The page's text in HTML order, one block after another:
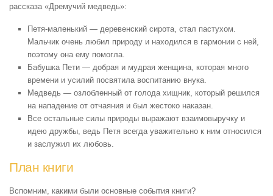
рассказа «Дремучий медведь»:
Петя-маленький — деревенский сирота, стал пастухом.
Мальчик очень любил природу и находился в гармонии с ней,
поэтому она ему помогла.
Бабушка Пети — добрая и мудрая женщина, которая много
времени и усилий посвятила воспитанию внука.
Медведь — озлобленный от голода хищник, который решился
на нападение от отчаяния и был жестоко наказан.
Все остальные силы природы выражают взаимовыручку и
идею дружбы, ведь Петя всегда уважительно к ним относился
и заслужил их любовь.
План книги
Вспомним, какими были основные события книги?